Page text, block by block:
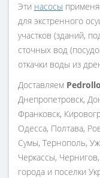
Эти насосы
для экстренного
участков (зданий,
сточных вод
откачки воды из
Доставляем
Днепропетровск,
Франковск,
Одесса, Полтава,
Сумы, Тернополь,
Черкассы,
города и поселки